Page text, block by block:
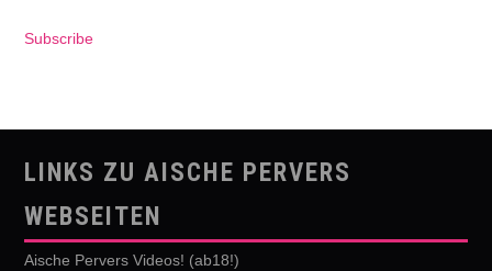
Subscribe
LINKS ZU AISCHE PERVERS
WEBSEITEN
Aische Pervers Videos! (ab18!)